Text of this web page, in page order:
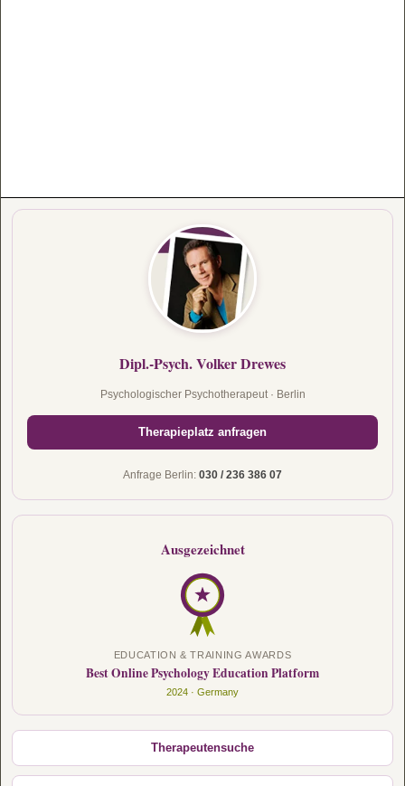
Dipl.-Psych. Volker Drewes
Psychologischer Psychotherapeut · Berlin
Therapieplatz anfragen
Anfrage Berlin: 030 / 236 386 07
Ausgezeichnet
EDUCATION & TRAINING AWARDS
Best Online Psychology Education Platform
2024 · Germany
Therapeutensuche